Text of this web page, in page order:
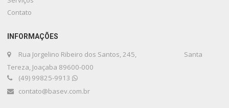
Contato
INFORMAÇÕES
Rua Jorgelino Ribeiro dos Santos, 245, Santa
Tereza, Joaçaba 89600-000
(49) 99825-9913
contato@basev.com.br